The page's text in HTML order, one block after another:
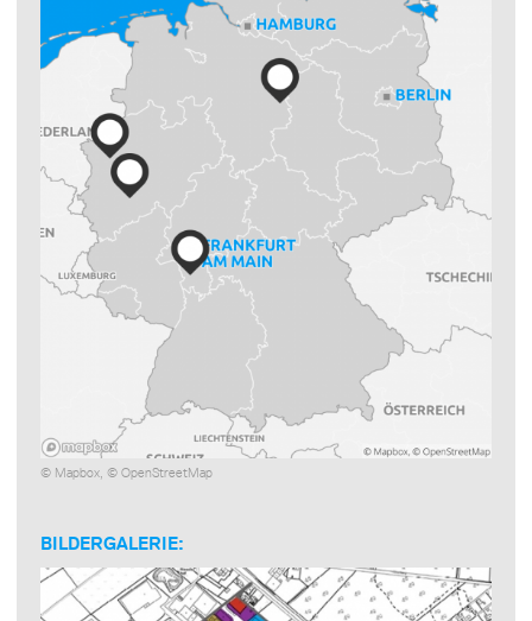
© Mapbox, ©OpenStreetMap
BILDERGALERIE: